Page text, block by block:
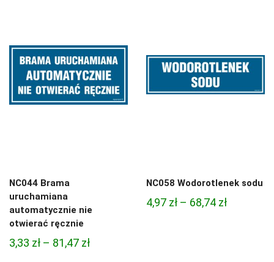
81,47 zł
NC044 Brama
uruchamiana
automatycznie nie
otwierać ręcznie
3,33 zł – 81,47 złZakres
NC058 Wodorotlenek sodu
4,97 zł – 68,74 złZakres